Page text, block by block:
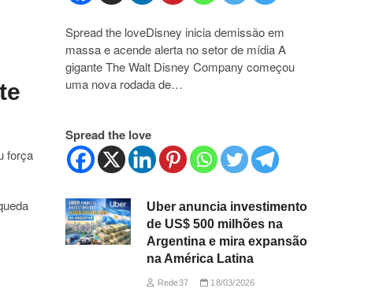
força
Spread the loveDisney inicia demissão em
massa e acende alerta no setor de mídia A
gigante The Walt Disney Company começou
uma nova rodada de…
Spread the love
Uber anuncia investimento
de US$ 500 milhões na
Argentina e mira expansão
na América Latina
Rede37 18/03/2026